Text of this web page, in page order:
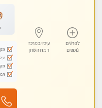
לפרטים
נוספים
עיסוי במרכז
רמת השרון